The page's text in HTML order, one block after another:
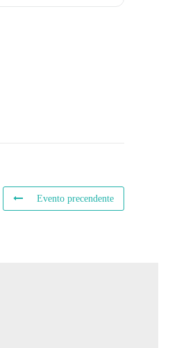
Evento precendente